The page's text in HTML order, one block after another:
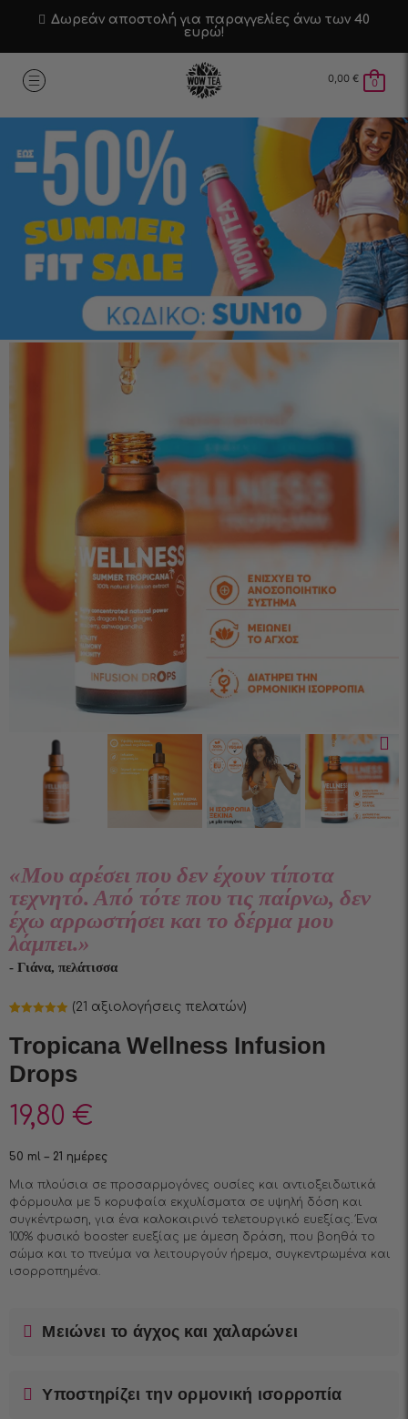
Δωρεάν αποστολή για παραγγελίες άνω των 40
ευρώ!
0,00 € 0
«Μου αρέσει που δεν έχουν τίποτα
τεχνητό. Από τότε που τις παίρνω, δεν
έχω αρρωστήσει και το δέρμα μου
λάμπει.»
- Γιάνα, πελάτισσα
5 με βάση
βαθμολογίες
πελάτη
(21 αξιολογήσεις πελατών)
Tropicana Wellness Infusiоn
Drops
19,80 €
50 ml – 21 ημέρες
Μια πλούσια σε προσαρμογόνες ουσίες και αντιοξειδωτικά
φόρμουλα με 5 κορυφαία εκχυλίσματα σε υψηλή δόση και
συγκέντρωση, για ένα καλοκαιρινό τελετουργικό ευεξίας. Ένα
100% φυσικό booster ευεξίας με άμεση δράση, που βοηθά το
σώμα και το πνεύμα να λειτουργούν ήρεμα, συγκεντρωμένα και
ισορροπημένα.
Μειώνει το άγχος και χαλαρώνει
Υποστηρίζει την ορμονική ισορροπία